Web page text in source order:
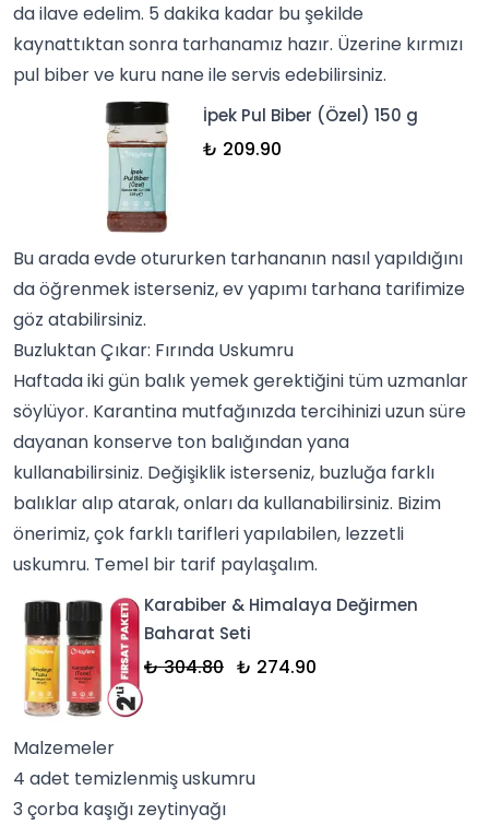
da ilave edelim. 5 dakika kadar bu şekilde
kaynattıktan sonra tarhanamız hazır. Üzerine kırmızı
pul biber ve kuru nane ile servis edebilirsiniz.
İpek Pul Biber (Özel) 150 g
₺ 209.90
Bu arada evde otururken tarhananın nasıl yapıldığını
da öğrenmek isterseniz,ev yapımı tarhana tarifimize
göz atabilirsiniz.
Buzluktan Çıkar: Fırında Uskumru
Haftada iki gün balık yemek gerektiğini tüm uzmanlar
söylüyor. Karantina mutfağınızda tercihinizi uzun süre
dayanan konserve ton balığından yana
kullanabilirsiniz. Değişiklik isterseniz, buzluğa farklı
balıklaralıp atarak, onları da kullanabilirsiniz. Bizim
önerimiz, çok farklı tarifleri yapılabilen, lezzetli
uskumru. Temel bir tarif paylaşalım.
Karabiber & Himalaya Değirmen
Baharat Seti
₺ 304.80 ₺ 274.90
Malzemeler
4 adet temizlenmiş uskumru
3 çorba kaşığı zeytinyağı